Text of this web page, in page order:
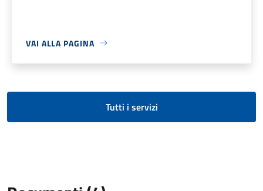
VAI ALLA PAGINA
Tutti i servizi